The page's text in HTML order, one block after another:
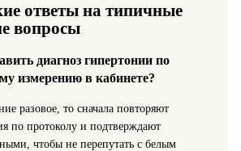
ответы на типичные
вопросы
диагноз гипертонии по
измерению в кабинете?
разовое, то сначала повторяют
по протоколу и подтверждают
чтобы не перепутать с белым